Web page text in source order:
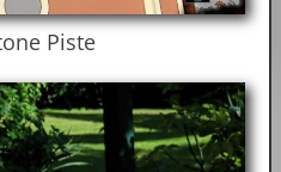
Piste